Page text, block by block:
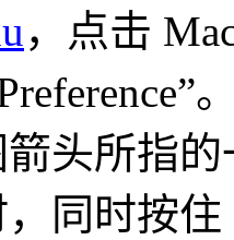
，点击
头所指
同时按住